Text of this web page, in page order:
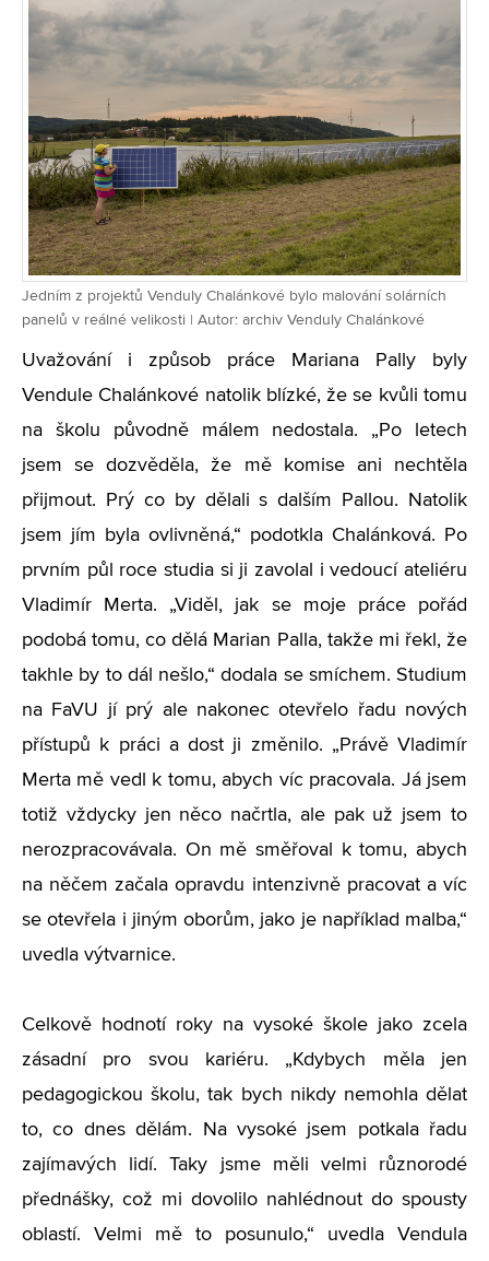
Jedním z projektů Venduly Chalánkové bylo malování solárních
panelů v reálné velikosti | Autor: archiv Venduly Chalánkové
Uvažování i způsob práce Mariana Pally byly
Vendule Chalánkové natolik blízké, že se kvůli tomu
na školu původně málem nedostala. „Po letech
jsem se dozvěděla, že mě komise ani nechtěla
přijmout. Prý co by dělali s dalším Pallou. Natolik
jsem jím byla ovlivněná,“ podotkla Chalánková. Po
prvním půl roce studia si ji zavolal i vedoucí ateliéru
Vladimír Merta. „Viděl, jak se moje práce pořád
podobá tomu, co dělá Marian Palla, takže mi řekl, že
takhle by to dál nešlo,“ dodala se smíchem. Studium
na FaVU jí prý ale nakonec otevřelo řadu nových
přístupů k práci a dost ji změnilo. „Právě Vladimír
Merta mě vedl k tomu, abych víc pracovala. Já jsem
totiž vždycky jen něco načrtla, ale pak už jsem to
nerozpracovávala. On mě směřoval k tomu, abych
na něčem začala opravdu intenzivně pracovat a víc
se otevřela i jiným oborům, jako je například malba,“
uvedla výtvarnice.
Celkově hodnotí roky na vysoké škole jako zcela
zásadní pro svou kariéru. „Kdybych měla jen
pedagogickou školu, tak bych nikdy nemohla dělat
to, co dnes dělám. Na vysoké jsem potkala řadu
zajímavých lidí. Taky jsme měli velmi různorodé
přednášky, což mi dovolilo nahlédnout do spousty
oblastí. Velmi mě to posunulo,“ uvedla Vendula